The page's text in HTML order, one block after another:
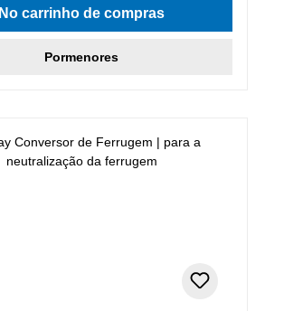
No carrinho de compras
Pormenores